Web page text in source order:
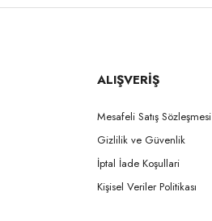
ALIŞVERİŞ
Mesafeli Satış Sözleşmesi
Gizlilik ve Güvenlik
İptal İade Koşullari
Kişisel Veriler Politikası